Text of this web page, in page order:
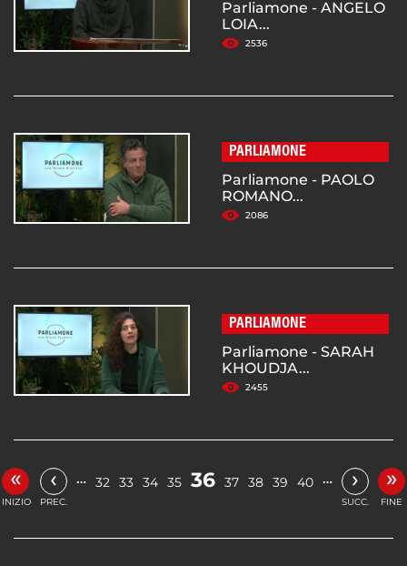
Parliamone - ANGELO
LOIA...
2536
PARLIAMONE
Parliamone - PAOLO
ROMANO...
2086
PARLIAMONE
Parliamone - SARAH
KHOUDJA...
2455
«
INIZIO
‹
PREC.
… 32 33 34 35 36 37 38 39 40 … ›
SUCC.
»
FINE